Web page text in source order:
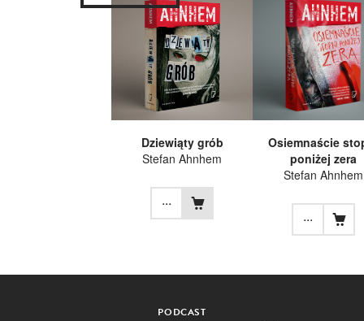
Dziewiąty grób
Stefan Ahnhem
...
Osiemnaście
poniżej zera
Stefan Ahnhem
...
PODCAST